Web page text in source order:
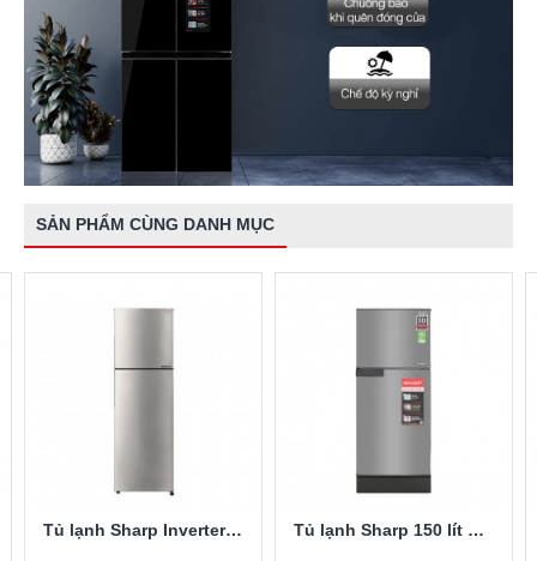
SẢN PHẨM CÙNG DANH MỤC
Tủ lạnh Sharp Inverter 253 lít SJ-X282AE-SL Tủ lạnh Sharp 150 lít SJ-X176E-SL Inverter